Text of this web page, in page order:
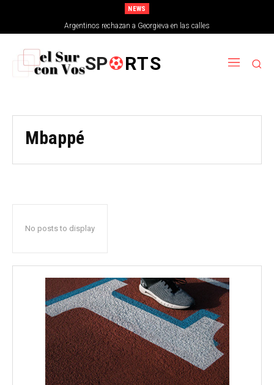
NEWS
Argentinos rechazan a Georgieva en las calles
SP RTS
Mbappé
No posts to display